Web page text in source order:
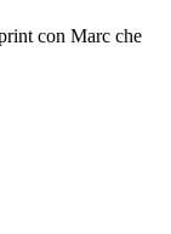
con Marc che